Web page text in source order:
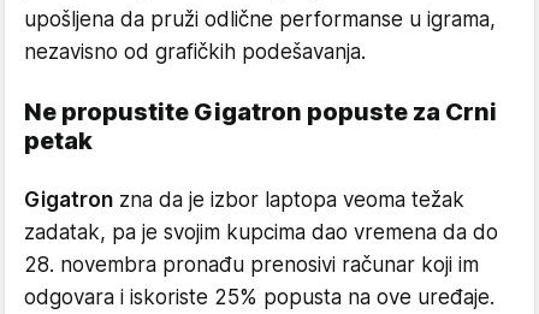
upošljena da pruži odlične performanse u igrama,
nezavisno od grafičkih podešavanja.
Ne propustite Gigatron popuste za Crni
petak
Gigatron zna da je izbor laptopa veoma težak
zadatak, pa je svojim kupcima dao vremena da do
28. novembra pronađu prenosivi računar koji im
odgovara i iskoriste 25% popusta na ove uređaje.